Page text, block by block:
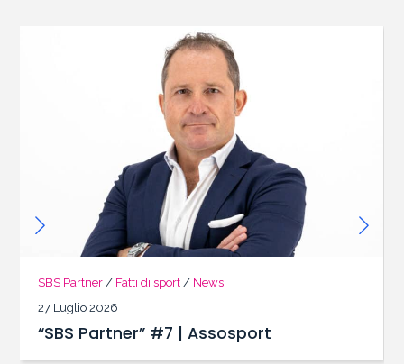
SBS Partner / Fatti di sport / News
27 Luglio 2026
“SBS Partner” #7 | Assosport